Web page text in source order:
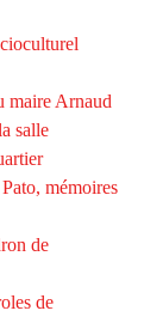
maire Arnaud
salle
mémoires
de
de